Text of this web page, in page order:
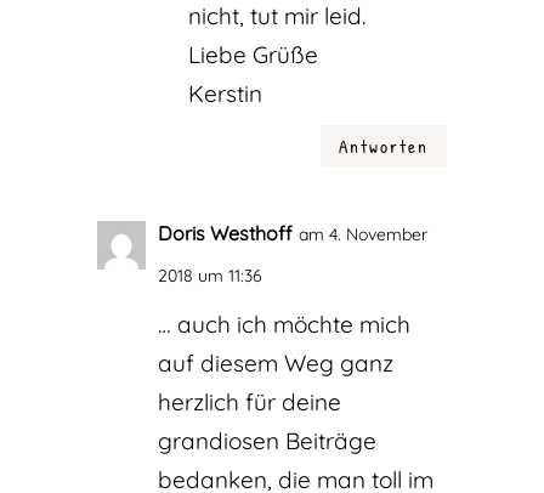
nicht, tut mir leid.
Liebe Grüße
Kerstin
Antworten
Doris Westhoff am 4. November
2018 um 11:36
… auch ich möchte mich
auf diesem Weg ganz
herzlich für deine
grandiosen Beiträge
bedanken, die man toll im